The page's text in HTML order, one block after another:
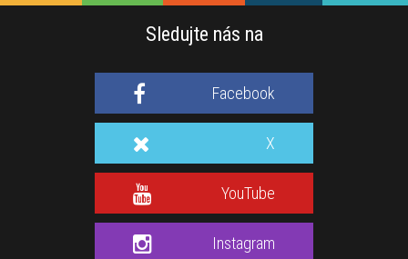
Sledujte nás na
Facebook
X
YouTube
Instagram